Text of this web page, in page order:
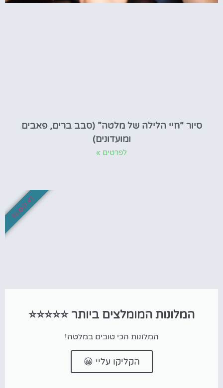
סיור “חיי הלילה של מלטה” (סבב ברים, פאבים
ומועדונים)
לפרטים »
המלונות המומלצים ביותר ⭐⭐⭐⭐⭐
המלונות הכי טובים במלטה!
הקליקו עליי 😀
לא לפספס!